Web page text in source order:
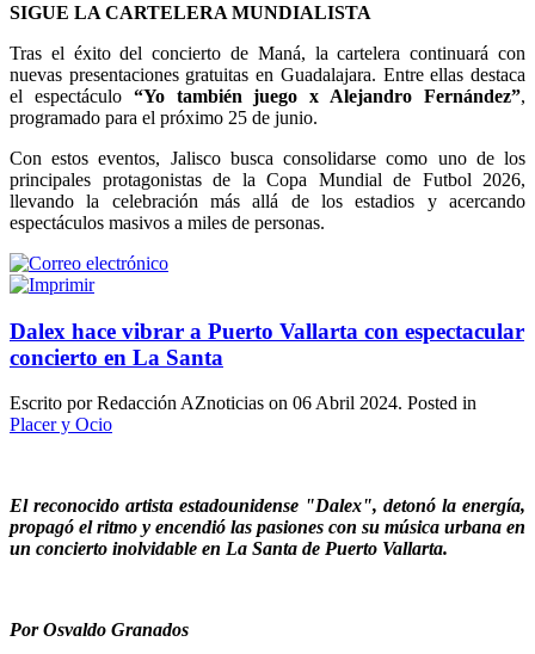
SIGUE LA CARTELERA MUNDIALISTA
Tras el éxito del concierto de Maná, la cartelera continuará con
nuevas presentaciones gratuitas en Guadalajara. Entre ellas destaca
el espectáculo “Yo también juego x Alejandro Fernández”,
programado para el próximo 25 de junio.
Con estos eventos, Jalisco busca consolidarse como uno de los
principales protagonistas de la Copa Mundial de Futbol 2026,
llevando la celebración más allá de los estadios y acercando
espectáculos masivos a miles de personas.
Dalex hace vibrar a Puerto Vallarta con espectacular
concierto en La Santa
Escrito por Redacción AZnoticias on 06 Abril 2024. Posted in
Placer y Ocio
El reconocido artista estadounidense "Dalex", detonó la energía,
propagó el ritmo y encendió las pasiones con su música urbana en
un concierto inolvidable en La Santa de Puerto Vallarta.
Por Osvaldo Granados